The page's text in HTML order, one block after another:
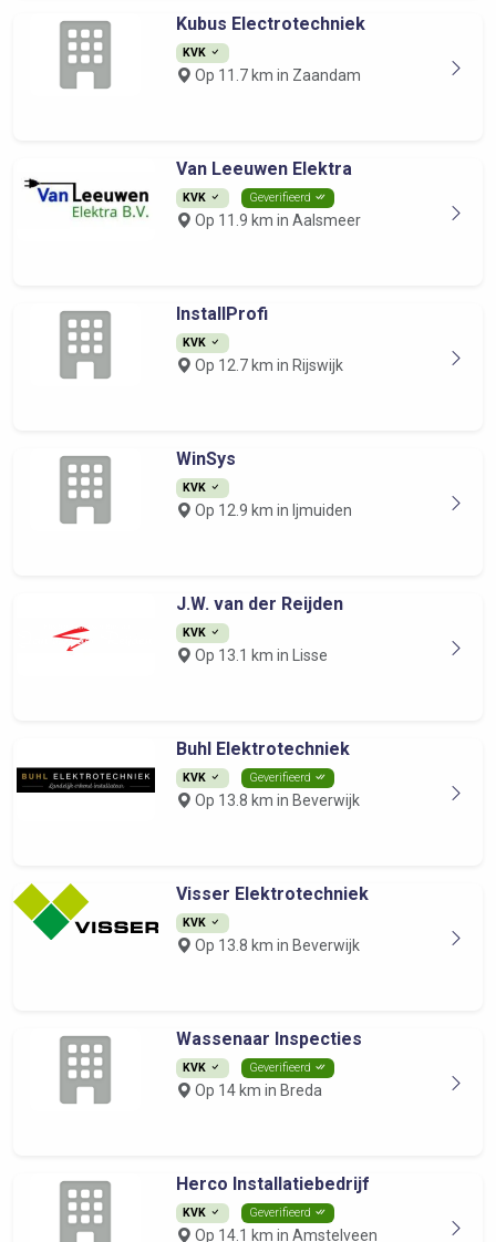
Kubus Electrotechniek
KVK
Op 11.7 km in Zaandam
Van Leeuwen Elektra
KVK Geverifieerd
Op 11.9 km in Aalsmeer
InstallProfi
KVK
Op 12.7 km in Rijswijk
WinSys
KVK
Op 12.9 km in Ijmuiden
J.W. van der Reijden
KVK
Op 13.1 km in Lisse
Buhl Elektrotechniek
KVK Geverifieerd
Op 13.8 km in Beverwijk
Visser Elektrotechniek
KVK
Op 13.8 km in Beverwijk
Wassenaar Inspecties
KVK Geverifieerd
Op 14 km in Breda
Herco Installatiebedrijf
KVK Geverifieerd
Op 14.1 km in Amstelveen